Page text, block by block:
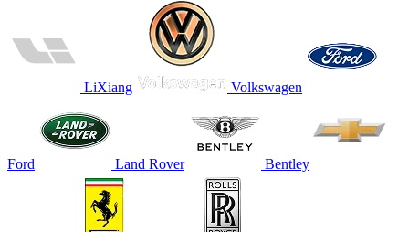
LiXiang Volkswagen
Ford Land Rover Bentley